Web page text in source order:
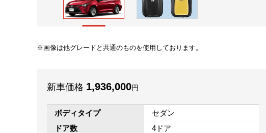
画像は他グレードと共通のものを使用しております。
新車価格 1,936,000円
ボディタイプ
セダン
ドア数
4ドア